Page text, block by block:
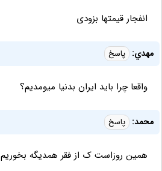
انفجار قیمتها بزودی
مهدي: پاسخ
واقعا چرا بايد ايران بدنيا ميومديم؟
محمد: پاسخ
همین روزاست ک از فقر همدیگه بخوریم